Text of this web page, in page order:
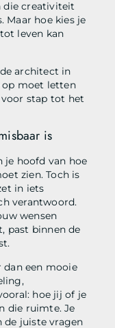
die creativiteit
Maar hoe kies je
leven kan
architect in
op moet letten
stap tot het
is
je hoofd van hoe
zien. Toch is
in iets
verantwoord.
wensen
past binnen de
dan een mooie
hoe jij of je
die ruimte. Je
juiste vragen